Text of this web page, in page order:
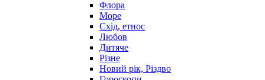
Флора
Море
Схід, етнос
Любов
Дитяче
Різне
Новий рік, Різдво